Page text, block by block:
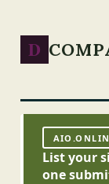
D
List your
one